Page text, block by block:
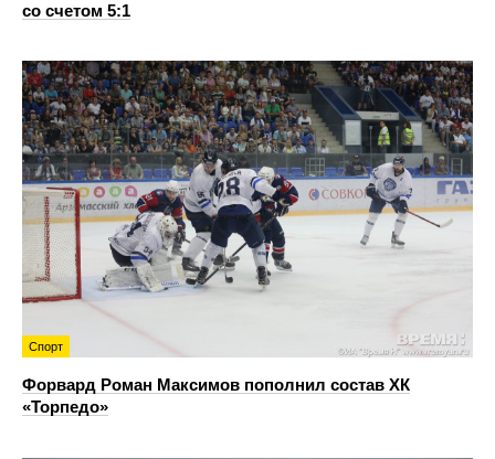
со счетом 5:1
Спорт
Форвард Роман Максимов пополнил состав ХК
«Торпедо»